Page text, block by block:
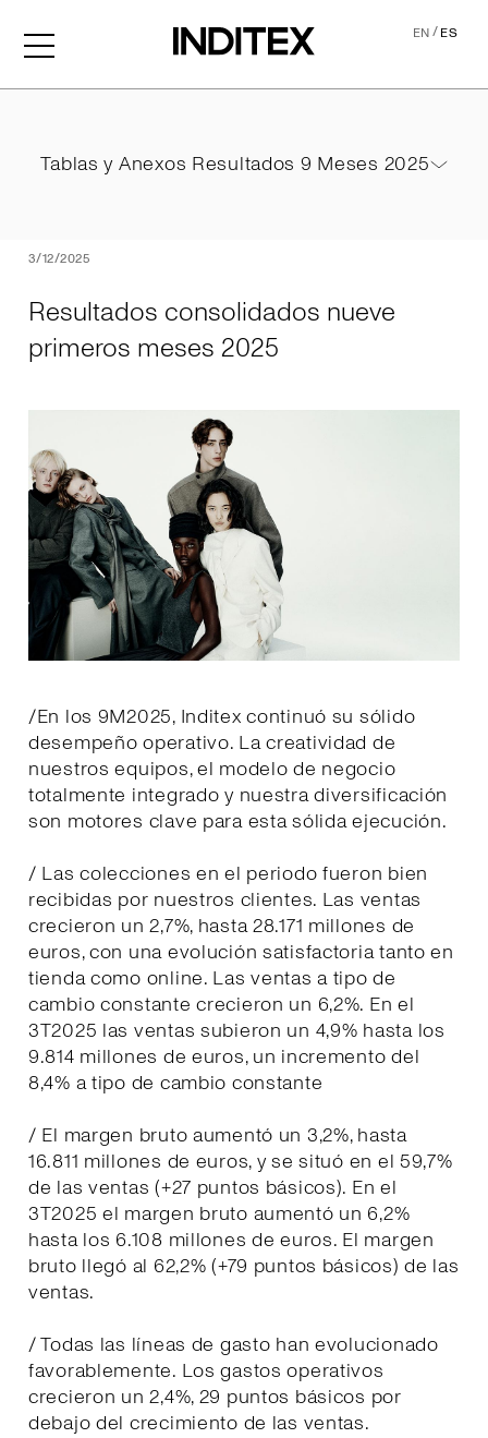
EN/ES
3/12/2025
Resultados consolidados nueve
primeros meses 2025
/En los 9M2025, Inditex continuó su sólido
desempeño operativo. La creatividad de
nuestros equipos, el modelo de negocio
totalmente integrado y nuestra diversificación
son motores clave para esta sólida ejecución.
/ Las colecciones en el periodo fueron bien
recibidas por nuestros clientes. Las ventas
crecieron un 2,7%, hasta 28.171 millones de
euros, con una evolución satisfactoria tanto en
tienda como online. Las ventas a tipo de
cambio constante crecieron un 6,2%. En el
3T2025 las ventas subieron un 4,9% hasta los
9.814 millones de euros, un incremento del
8,4% a tipo de cambio constante
/ El margen bruto aumentó un 3,2%, hasta
16.811 millones de euros, y se situó en el 59,7%
de las ventas (+27 puntos básicos). En el
3T2025 el margen bruto aumentó un 6,2%
hasta los 6.108 millones de euros. El margen
bruto llegó al 62,2% (+79 puntos básicos) de las
ventas.
/ Todas las líneas de gasto han evolucionado
favorablemente. Los gastos operativos
crecieron un 2,4%, 29 puntos básicos por
debajo del crecimiento de las ventas.
Tablas y Anexos Resultados 9 Meses 2025